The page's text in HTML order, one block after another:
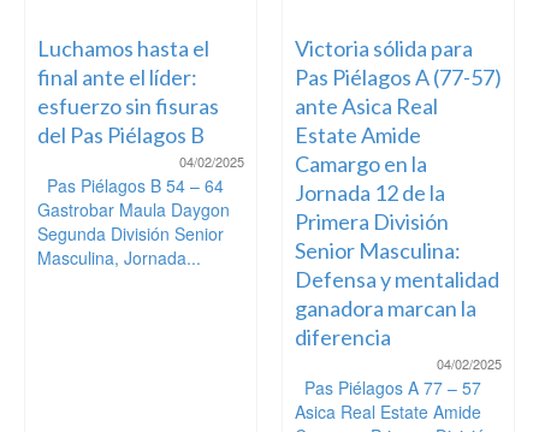
Luchamos hasta el
final ante el líder:
esfuerzo sin fisuras
del Pas Piélagos B
04/02/2025
Pas Piélagos B 54 – 64
Gastrobar Maula Daygon
Segunda División Senior
Masculina, Jornada...
Victoria sólida para
Pas Piélagos A (77-57)
ante Asica Real
Estate Amide
Camargo en la
Jornada 12 de la
Primera División
Senior Masculina:
Defensa y mentalidad
ganadora marcan la
diferencia
04/02/2025
Pas Piélagos A 77 – 57
Asica Real Estate Amide